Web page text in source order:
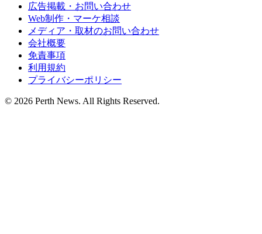
広告掲載・お問い合わせ
Web制作・マーケ相談
メディア・取材のお問い合わせ
会社概要
免責事項
利用規約
プライバシーポリシー
© 2026 Perth News. All Rights Reserved.